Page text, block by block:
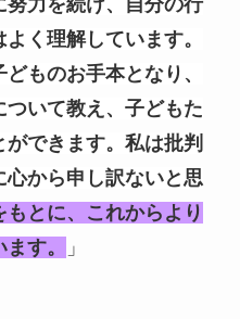
努力を続け、自分の行
く理解しています。
ものお手本となり、
いて教え、子どもた
できます。私は批判
から申し訳ないと思
もとに、これからより
す。
」